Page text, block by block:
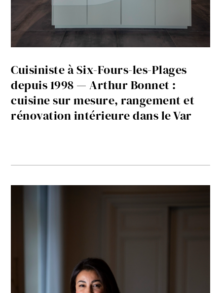
Cuisiniste à Six-Fours-les-Plages
depuis 1998 — Arthur Bonnet :
cuisine sur mesure, rangement et
rénovation intérieure dans le Var